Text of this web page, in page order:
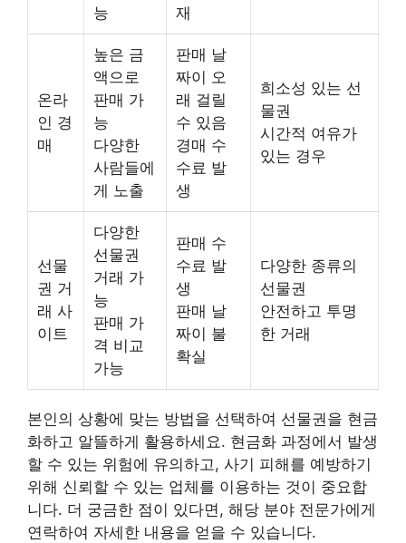
능
재
온라
인 경
매
높은 금
액으로
판매 가
능
다양한
사람들에
게 노출
판매 날
짜이 오
래 걸릴
수 있음
경매 수
수료 발
생
희소성 있는 선
물권
시간적 여유가
있는 경우
선물
권 거
래 사
이트
다양한
선물권
거래 가
능
판매 가
격 비교
가능
판매 수
수료 발
생
판매 날
짜이 불
확실
다양한 종류의
선물권
안전하고 투명
한 거래
본인의 상황에 맞는 방법을 선택하여 선물권을 현금
화하고 알뜰하게 활용하세요. 현금화 과정에서 발생
할 수 있는 위험에 유의하고, 사기 피해를 예방하기
위해 신뢰할 수 있는 업체를 이용하는 것이 중요합
니다. 더 궁금한 점이 있다면, 해당 분야 전문가에게
연락하여 자세한 내용을 얻을 수 있습니다.